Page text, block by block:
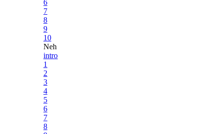
6
7
8
9
10
Neh
intro
1
2
3
4
5
6
7
8